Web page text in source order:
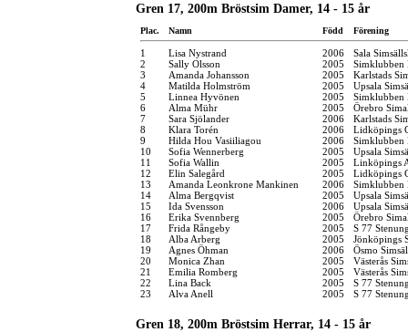
Gren 17, 200m Bröstsim Damer, 14 - 15 år
Plac. Namn Född Förening
1 Lisa Nystrand 2006
Sala
2
Sally Olsson 2005
Simklubben
3
Amanda Johansson 2005
Karlstads
4
Matilda Holmström 2005
Upsala
5
Linnea Hyvönen 2005
Simklubben
6
Alma Mühr 2005
Örebro
7
Sara Sjölander 2006
Karlstads
8
Klara Torén 2006
Lidköpings
9
Hilda Hou Vasiiliagou 2006
Simklubben
10
Sofia Wennerberg 2005
Upsala
11
Sofia Wallin 2005
Linköpings
12
Elin Salegård 2005
Lidköpings
13
Amanda Leonkrone Mankinen 2006
Simklubben
14
Alma Bergqvist 2005
Upsala
15
Ida Svensson 2006
Upsala
16
Erika Svennberg 2005
Örebro
17
Frida Rångeby 2005
S 77
18
Alba Arberg 2005
Jönköpings
19
Agnes Öhman 2006
Ösmo
20
Monica Zhan 2005
Västerås
21
Emilia Romberg 2005
Västerås
22
Lina Back 2005
S 77
23
Alva Anell 2005 S 77
Gren 18, 200m Bröstsim Herrar, 14 - 15 år